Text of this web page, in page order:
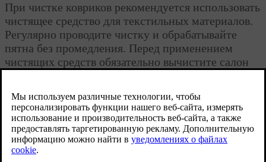
Обновленная версия 19.10.2021
При чистке ковриков рекомендуется использовать
чистящее средство для текстильных материалов.
Регулярно проводите чистку и обрабатывайте
пятна без промедления. Перед применением
чистящих средств обязательно вычистите салон
Выньте напольные коврики, чтобы вычистить их отдельно от
коврового покрытия. Каждый коврик крепится клипсами.
Чтобы вынуть напольный коврик, возьмитесь за коврик
рядом с каждой клипсой и потяните коврик вверх.